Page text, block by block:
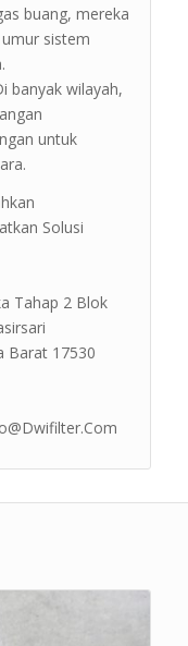
buang, mereka
sistem
banyak wilayah,
untuk
Solusi
Tahap 2 Blok
Barat 17530